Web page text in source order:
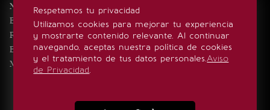
Respetamos tu privacidad
Utilizamos cookies para mejorar tu experiencia
y mostrarte contenido relevante. Al continuar
navegando, aceptas nuestra política de cookies
y el tratamiento de tus datos personales.Aviso
de Privacidad.
Noticias
Eventos
Realeza
Estilo de vida
Minuto x Minuto
SÍGUENOS